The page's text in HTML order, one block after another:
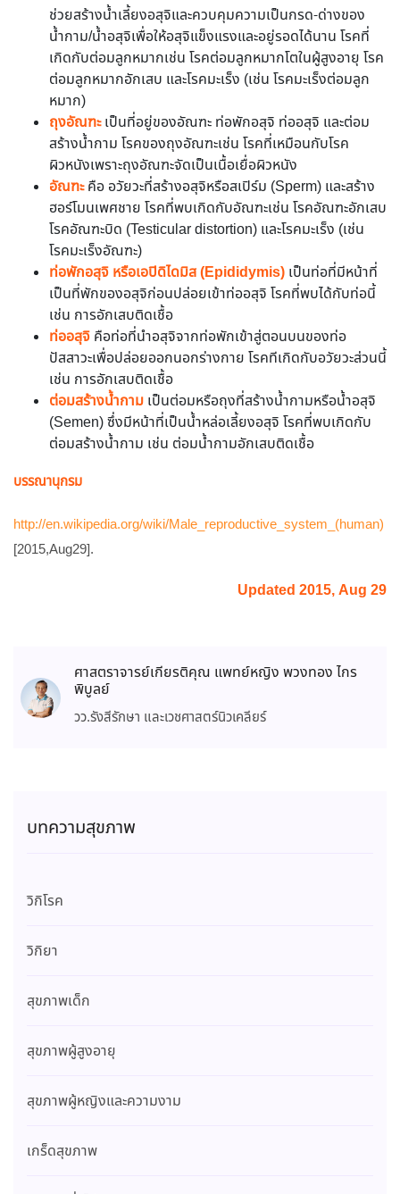
ช่วยสร้างน้ำเลี้ยงอสุจิและควบคุมความเป็นกรด-ด่างของ
น้ำกาม/น้ำอสุจิเพื่อให้อสุจิแข็งแรงและอยู่รอดได้นาน โรคที่
เกิดกับต่อมลูกหมากเช่น โรคต่อมลูกหมากโตในผู้สูงอายุ โรค
ต่อมลูกหมากอักเสบ และโรคมะเร็ง (เช่น โรคมะเร็งต่อมลูก
หมาก)
ถุงอัณฑะเป็นที่อยู่ของอัณฑะ ท่อพักอสุจิ ท่ออสุจิ และต่อม
สร้างน้ำกาม โรคของถุงอัณฑะเช่น โรคที่เหมือนกับโรค
ผิวหนังเพราะถุงอัณฑะจัดเป็นเนื้อเยื่อผิวหนัง
อัณฑะคือ อวัยวะที่สร้างอสุจิหรือสเปิร์ม (Sperm) และสร้าง
ฮอร์โมนเพศชาย โรคที่พบเกิดกับอัณฑะเช่น โรคอัณฑะอักเสบ
โรคอัณฑะบิด (Testicular distortion) และโรคมะเร็ง (เช่น
โรคมะเร็งอัณฑะ)
ท่อพักอสุจิ หรือเอปิดิไดมิส (Epididymis) เป็นท่อที่มีหน้าที่
เป็นที่พักของอสุจิก่อนปล่อยเข้าท่ออสุจิ โรคที่พบได้กับท่อนี้
เช่น การอักเสบติดเชื้อ
ท่ออสุจิ คือท่อที่นำอสุจิจากท่อพักเข้าสู่ตอนบนของท่อ
ปัสสาวะเพื่อปล่อยออกนอกร่างกาย โรคทีเกิดกับอวัยวะส่วนนี้
เช่น การอักเสบติดเชื้อ
ต่อมสร้างน้ำกาม เป็นต่อมหรือถุงที่สร้างน้ำกามหรือน้ำอสุจิ
(Semen) ซึ่งมีหน้าที่เป็นน้ำหล่อเลี้ยงอสุจิ โรคที่พบเกิดกับ
ต่อมสร้างน้ำกาม เช่น ต่อมน้ำกามอักเสบติดเชื้อ
บรรณานุกรม
http://en.wikipedia.org/wiki/Male_reproductive_system_(human)
[2015,Aug29].
Updated 2015, Aug 29
ศาสตราจารย์เกียรติคุณ แพทย์หญิง พวงทอง ไกร
พิบูลย์
วว.รังสีรักษา และเวชศาสตร์นิวเคลียร์
บทความสุขภาพ
วิกิโรค
วิกิยา
สุขภาพเด็ก
สุขภาพผู้สูงอายุ
สุขภาพผู้หญิงและความงาม
เกร็ดสุขภาพ